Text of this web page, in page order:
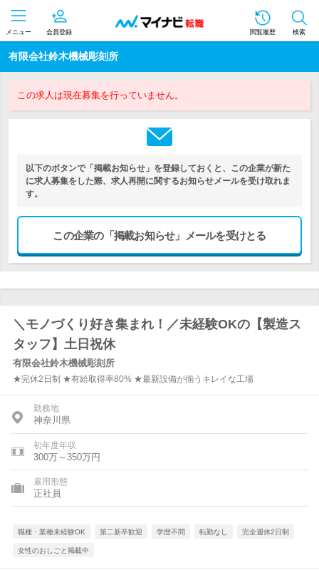
メニュー 会員登録 閲覧履歴 検索
有限会社鈴木機械彫刻所
この求人は現在募集を行っていません。
以下のボタンで「掲載お知らせ」を登録しておくと、この企業が新た
に求人募集をした際、求人再開に関するお知らせメールを受け取れま
す。
この企業の「掲載お知らせ」メールを受けとる
＼モノづくり好き集まれ！／未経験OKの【製造ス
タッフ】土日祝休
有限会社鈴木機械彫刻所
★完休2日制 ★有給取得率80% ★最新設備が揃うキレイな工場
勤務地
神奈川県
初年度年収
300万～350万円
雇用形態
正社員
職種・業種未経験OK 第二新卒歓迎 学歴不問 転勤なし 完全週休2日制
女性のおしごと掲載中